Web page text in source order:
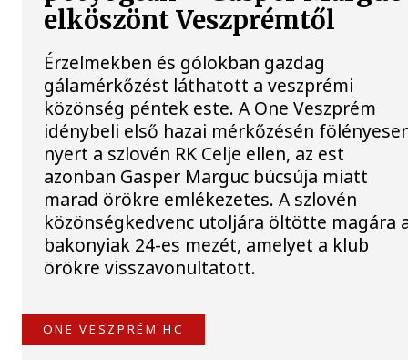
elköszönt Veszprémtől
Érzelmekben és gólokban gazdag
gálamérkőzést láthatott a veszprémi
közönség péntek este. A One Veszprém
idénybeli első hazai mérkőzésén
nyert a szlovén RK Celje ellen, az est
azonban Gasper Marguc búcsúja miatt
marad örökre emlékezetes. A szlovén
közönségkedvenc utoljára öltötte magára
bakonyiak 24-es mezét, amelyet a klub
örökre visszavonultatott.
ONE VESZPRÉM HC